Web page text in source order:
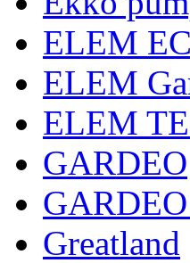
ELEM
ELEM
ELEM
GARDEO
Greatland